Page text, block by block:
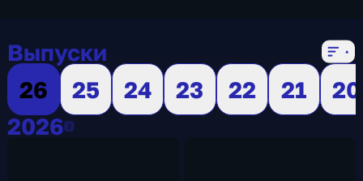
Выпуски
26
25 24 23 22 21
20
20262026